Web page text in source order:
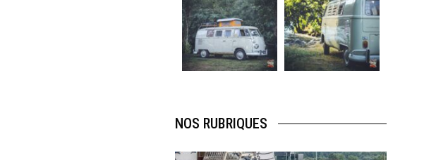
Août 10
120
0
Août 10
108
0
NOS RUBRIQUES